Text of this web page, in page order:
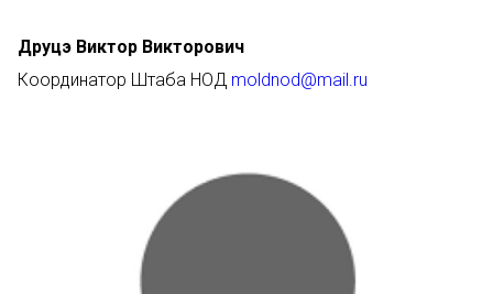
Друцэ Виктор Викторович
Координатор Штаба НОД moldnod@mail.ru